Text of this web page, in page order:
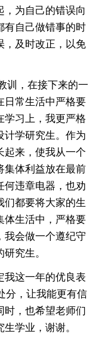
，为自己的错误向
有自己做错事的时
，及时改正，以免
，在接下来的一
日常生活中严格要
学习上，我更严格
计学研究生。作为
起来，使我从一个
集体利益放在最前
何违章电器，也劝
们都要将大家的生
体生活中，严格要
我会做一个遵纪守
究生。
这一年的优良表
分，让我能更有信
时，也希望老师们
学业，谢谢。